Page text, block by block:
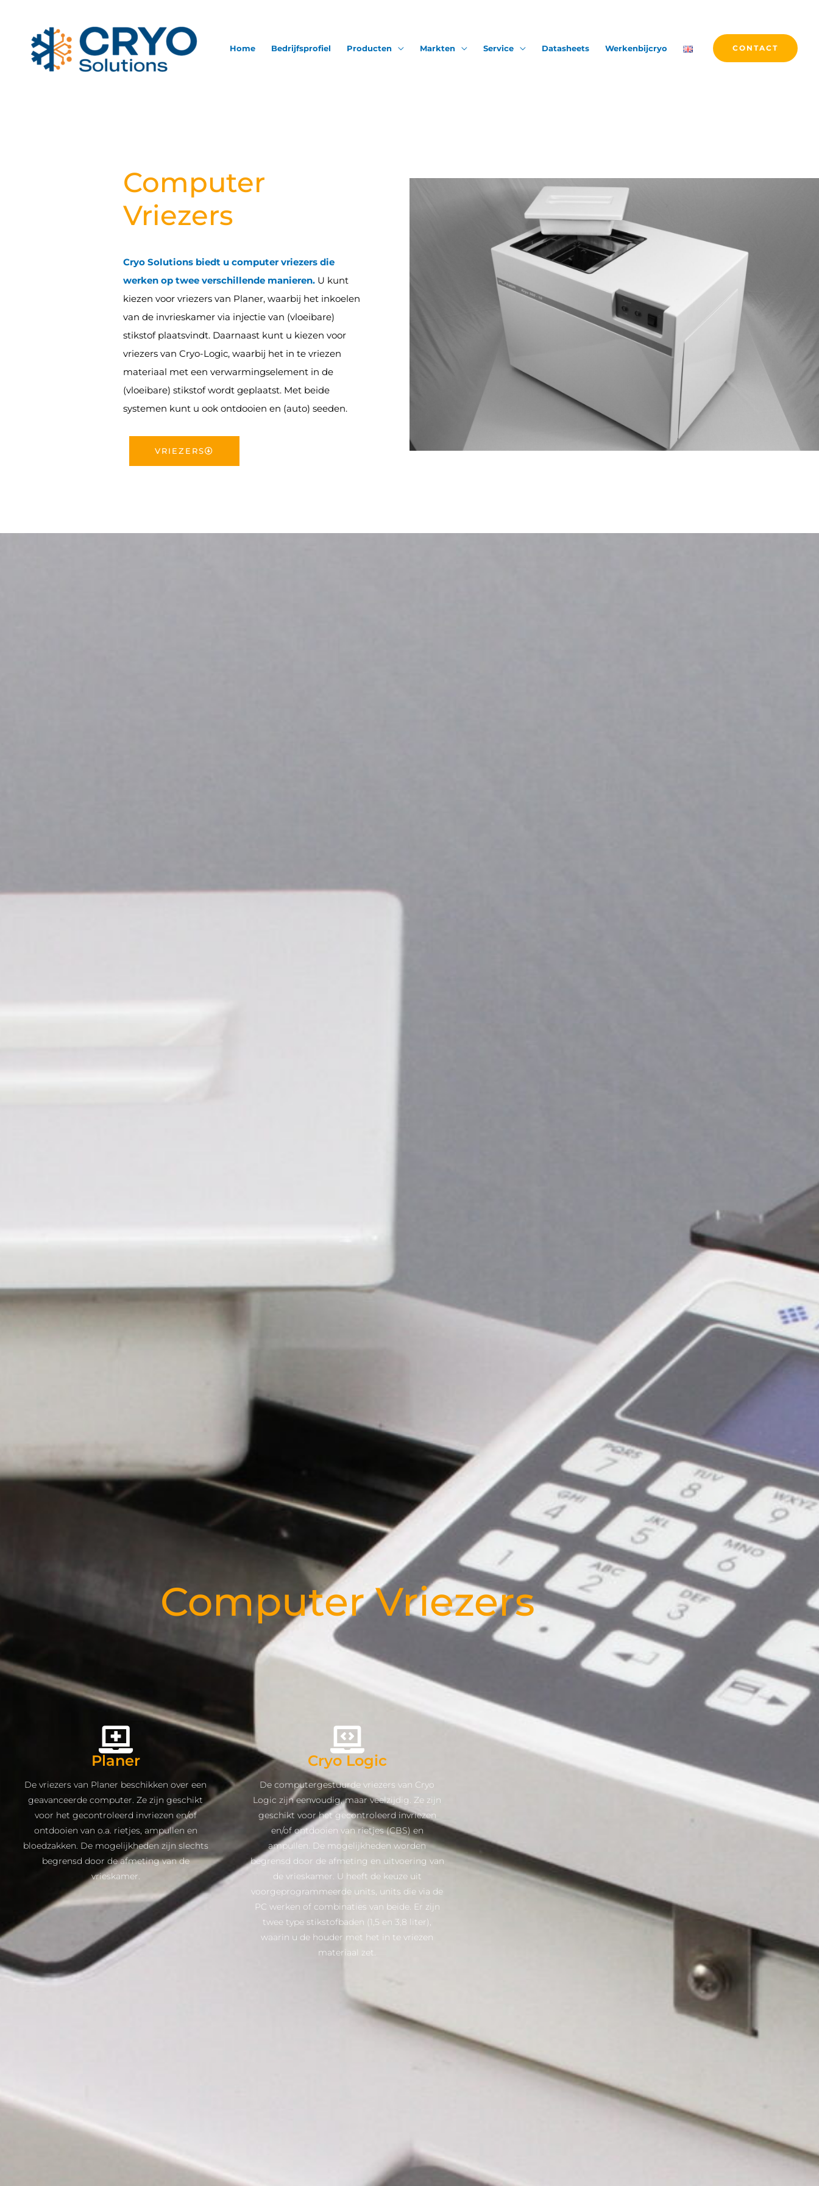
inhoud
Home Bedrijfsprofiel Producten Markten Service Datasheets Werkenbijcryo CONTACT
Computer
Vriezers
Cryo Solutions biedt u computer vriezers die
werken op twee verschillende manieren. U kunt
kiezen voor vriezers van Planer, waarbij het inkoelen
van de invrieskamer via injectie van (vloeibare)
stikstof plaatsvindt. Daarnaast kunt u kiezen voor
vriezers van Cryo-Logic, waarbij het in te vriezen
materiaal met een verwarmingselement in de
(vloeibare) stikstof wordt geplaatst. Met beide
systemen kunt u ook ontdooien en (auto) seeden.
VRIEZERS
Computer Vriezers
Planer
De vriezers van Planer beschikken over een
geavanceerde computer. Ze zijn geschikt
voor het gecontroleerd invriezen en/of
ontdooien van o.a. rietjes, ampullen en
bloedzakken. De mogelijkheden zijn slechts
begrensd door de afmeting van de
vrieskamer.
Cryo Logic
De computergestuurde vriezers van Cryo
Logic zijn eenvoudig, maar veelzijdig. Ze zijn
geschikt voor het gecontroleerd invriezen
en/of ontdooien van rietjes (CBS) en
ampullen. De mogelijkheden worden
begrensd door de afmeting en uitvoering van
de vrieskamer. U heeft de keuze uit
voorgeprogrammeerde units, units die via de
PC werken of combinaties van beide. Er zijn
twee type stikstofbaden (1,5 en 3,8 liter),
waarin u de houder met het in te vriezen
materiaal zet.